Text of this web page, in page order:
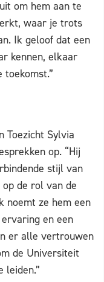
om hem aan te
waar je trots
Ik geloof dat een
kennen, elkaar
toekomst.”
Toezicht Sylvia
op. “Hij
stijl van
de rol van de
noemt ze hem een
en een
er alle vertrouwen
de Universiteit
leiden.”